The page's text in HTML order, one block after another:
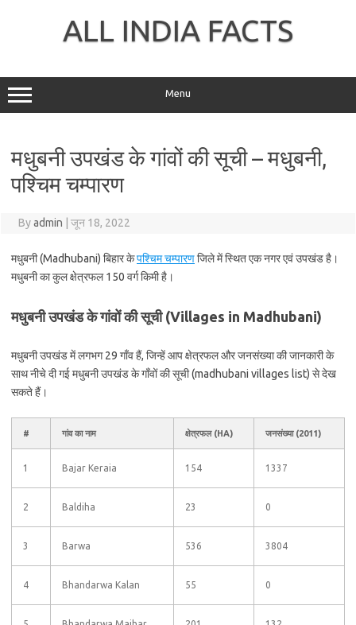
ALL INDIA FACTS
Menu
मधुबनी उपखंड के गांवों की सूची – मधुबनी,
पश्चिम चम्पारण
Byadmin जून 18, 2022
मधुबनी (Madhubani) बिहार केपश्चिम चम्पारणजिले में स्थित एक नगर एवं उपखंड है।
मधुबनी का कुल क्षेत्रफल 150 वर्ग किमी है।
मधुबनी उपखंड के गांवों की सूची (Villages in Madhubani)
मधुबनी उपखंड में लगभग 29 गाँव हैं, जिन्हें आप क्षेत्रफल और जनसंख्या की जानकारी के
साथ नीचे दी गई मधुबनी उपखंड के गाँवों की सूची (madhubani villages list) से देख
सकते हैं।
# गांव का नाम क्षेत्रफल (HA) जनसंख्या (2011)
1 Bajar Keraia 154 1337
2 Baldiha 23 0
3 Barwa 536 3804
4 Bhandarwa Kalan 55 0